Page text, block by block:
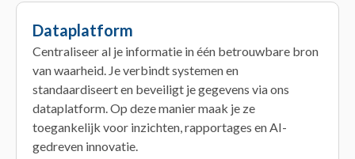
Dataplatform
Centraliseer al je informatie in één betrouwbare bron
van waarheid. Je verbindt systemen en
standaardiseert en beveiligt je gegevens via ons
dataplatform. Op deze manier maak je ze
toegankelijk voor inzichten, rapportages en AI-
gedreven innovatie.